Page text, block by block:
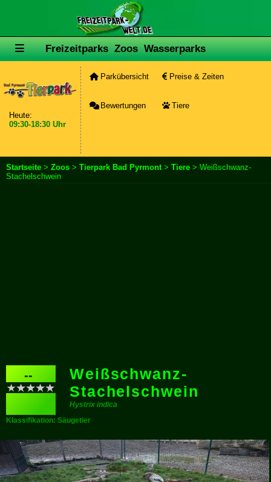
Freizeitparks Zoos Wasserparks
Heute:
09:30-18:30 Uhr
Parkübersicht Preise & Zeiten
Bewertungen Tiere
Startseite > Zoos > Tierpark Bad Pyrmont> Tiere > Weißschwanz-
Stachelschwein
--
Weißschwanz-
Stachelschwein
Hystrix indica
Klassifikation: Säugetier